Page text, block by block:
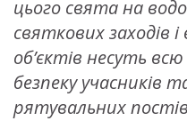
цього свята на
святкових заходів
об’єктів несуть
безпеку учасників
рятувальних